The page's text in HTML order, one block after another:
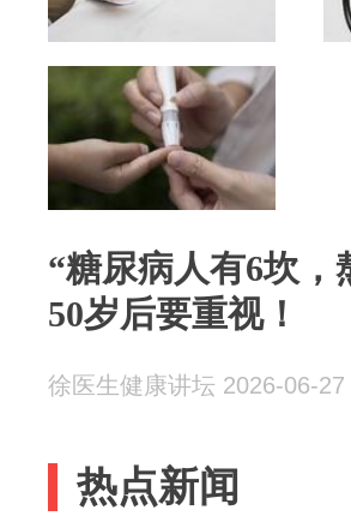
“糖尿病人有6坎
50岁后要重视！
徐医生健康讲坛 2026-06-27
热点新闻